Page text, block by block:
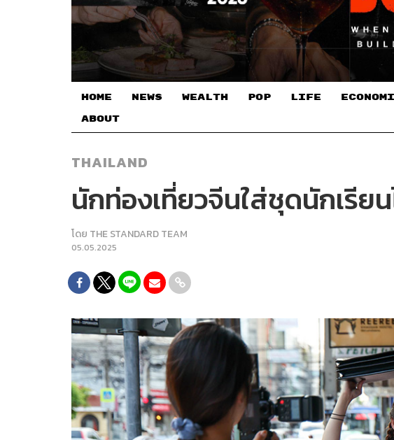
HOME NEWS WEALTH POP LIFE
ABOUT
THAILAND
นักท่องเที่ยวจีนใส่ชุดนักเรีย
โดย THE STANDARD TEAM
05.05.2025